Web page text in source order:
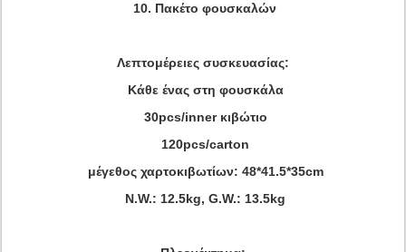
10. Πακέτο φουσκαλών
Λεπτομέρειες συσκευασίας:
Κάθε ένας στη φουσκάλα
30pcs/inner κιβώτιο
120pcs/carton
μέγεθος χαρτοκιβωτίων: 48*41.5*35cm
N.W.: 12.5kg, G.W.: 13.5kg